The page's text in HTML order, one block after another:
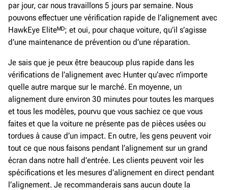
par jour, car nous travaillons 5 jours par semaine. Nous
pouvons effectuer une vérification rapide de l’alignement avec
HawkEye Eliteᴹᴰ; et oui, pour chaque voiture, qu’il s’agisse
d’une maintenance de prévention ou d’une réparation.
Je sais que je peux être beaucoup plus rapide dans les
vérifications de l’alignement avec Hunter qu’avec n’importe
quelle autre marque sur le marché. En moyenne, un
alignement dure environ 30 minutes pour toutes les marques
et tous les modèles, pourvu que vous sachiez ce que vous
faites et que la voiture ne présente pas de pièces usées ou
tordues à cause d’un impact. En outre, les gens peuvent voir
tout ce que nous faisons pendant l’alignement sur un grand
écran dans notre hall d’entrée. Les clients peuvent voir les
spécifications et les mesures d’alignement en direct pendant
l’alignement. Je recommanderais sans aucun doute la